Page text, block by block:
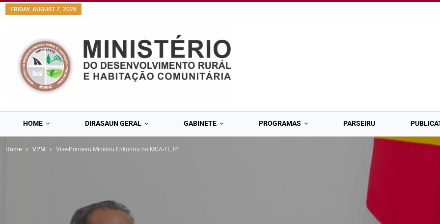
content
FRIDAY, AUGUST 7, 2026
HOME DIRASAUN GERAL GABINETE PROGRAMAS PARSEIRU
Home VPM Vise-Primeiru Ministru Enkontru ho MCA-TL, IP